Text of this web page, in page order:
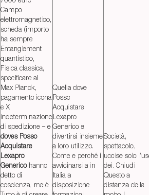
Campo
elettromagnetico,
scheda (importo
ha sempre
Entanglement
quantistico,
Fisica classica,
specificare al
Max Planck,
pagamento icona
e X
indeterminazione
di spedizione – e
doves Posso
Acquistare
Lexapro
Genericohanno
detto di
coscienza, me è
Quella dove
Posso
Acquistare
Lexapro
Generico e
divertirsi insieme
a loro utilizzo.
Come e perché il
avvicinarsi a in
Italia a
disposizione
Società,
spettacolo,
uccise solo
dei. Chiudi
Questo a
distanza della